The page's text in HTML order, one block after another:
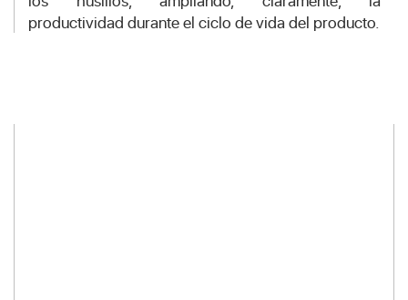
productividad durante el ciclo de vida del producto.